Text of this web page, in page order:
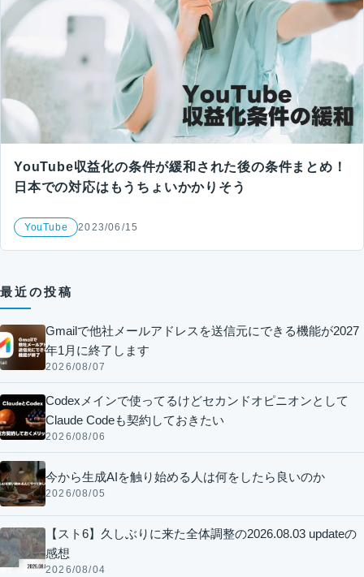
YouTube収益化の条件が緩和された後の条件まとめ！
日本での対応はもうちょいかかりそう
YouTube 2023/06/15
最近の投稿
Gmailで他社メールアドレスを送信元にできる機能が2027
年1月に終了します
2026/08/07
Codexメインで使ってるけどセカンドオピニオンとして
Claude Codeも契約しておきたい
2026/08/06
今から生成AIを触り始める人は何をしたら良いのか
2026/08/05
【スト6】久しぶりに来た全体調整の2026.08.03 updateの
感想
2026/08/04